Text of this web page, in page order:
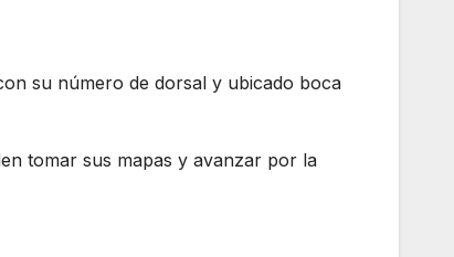
su número de dorsal y ubicado boca
tomar sus mapas y avanzar por la